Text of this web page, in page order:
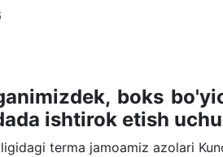
boks
ishtirok etish
terma jamoamiz azolari